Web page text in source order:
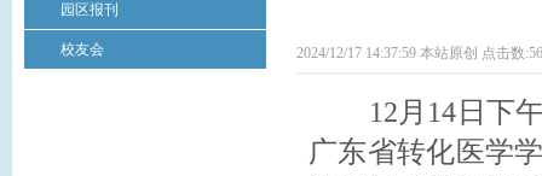
园区报刊
校友会 2024/12/17 14:37:59 本站原创 点击数:
12月14日下午
广东省转化医学